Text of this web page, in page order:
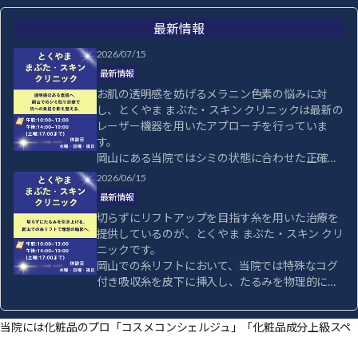
最新情報
2026/07/15
最新情報
お肌の透明感を妨げるメラニン色素の悩みに対
し、とくやま まぶた・スキン クリニックは最新の
レーザー機器を用いたアプローチを行っていま
す。
岡山にある当院ではシミの状態に合わせた正確な
診断と最適なレーザー波長の選択で、肌への負担
を抑えつつ効率的に色素を分解するシミ取り治療
を行うことが可能です。
そばかすや後天性真皮メラノサイトーシスなど、
肌トラブルに対して専門的な知見から最適な治療
を提示いたします。
お肌のトーンを明るく整えることで、毎日のメイ
クもより楽しくなるはずです。
い。
2026/06/15
最新情報
切らずにリフトアップを目指す糸を用いた治療を
提供しているのが、とくやま まぶた・スキン クリ
ニックです。
岡山での糸リフトにおいて、当院では特殊なコグ
付き吸収糸を皮下に挿入し、たるみを物理的に引
り出しています。
患者様の皮膚の厚みやタルミの程度を診察し、最
当院には化粧品のプロ「コスメコンシェルジュ」「化粧品成分上級スペ